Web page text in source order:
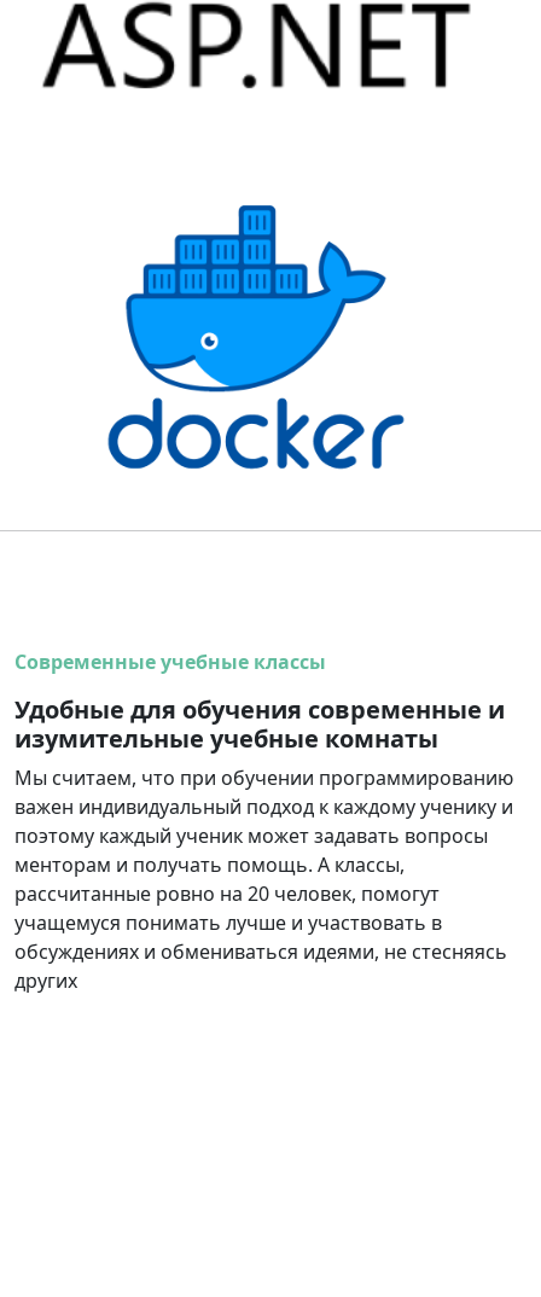
Современные учебные классы
Удобные для обучения современные и
изумительные учебные комнаты
Мы считаем, что при обучении программированию
важен индивидуальный подход к каждому ученику и
поэтому каждый ученик может задавать вопросы
менторам и получать помощь. А классы,
рассчитанные ровно на 20 человек, помогут
учащемуся понимать лучше и участвовать в
обсуждениях и обмениваться идеями, не стесняясь
других